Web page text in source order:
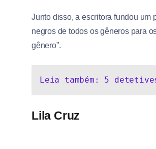
Junto disso, a escritora fundou um
negros de todos os gêneros para
gênero”.
Leia também: 5
Lila Cruz